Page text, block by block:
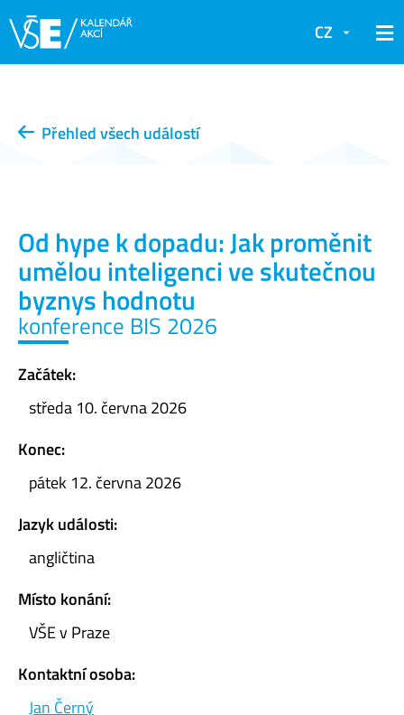
CZ
Přehled všech událostí
Od hype k dopadu: Jak proměnit
umělou inteligenci ve skutečnou
byznys hodnotu
konference BIS 2026
Začátek:
středa 10. června 2026
Konec:
pátek 12. června 2026
Jazyk události:
angličtina
Místo konání:
VŠE v Praze
Kontaktní osoba:
Jan Černý